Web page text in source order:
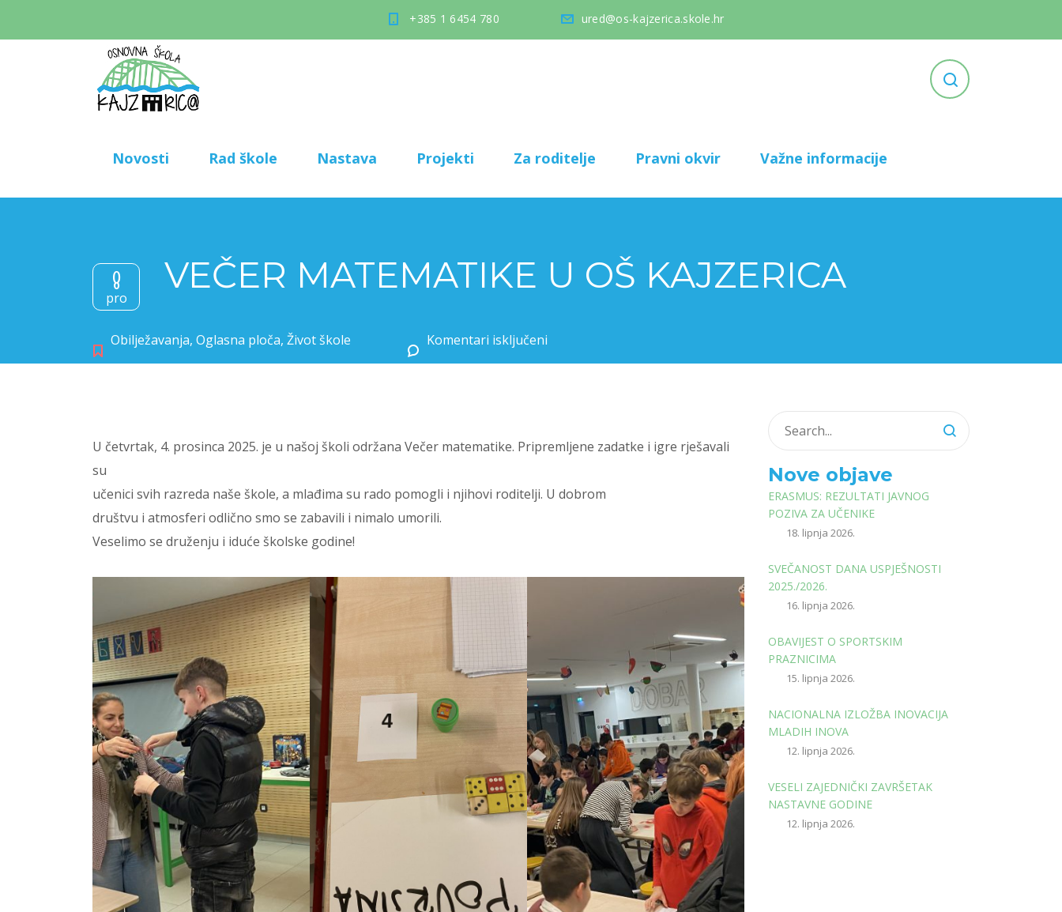
+385 1 6454 780 ured@os-kajzerica.skole.hr
Novosti Rad škole Nastava Projekti Za roditelje Pravni okvir Važne informacije
8
pro
VEČER MATEMATIKE U OŠ KAJZERICA
Obilježavanja, Oglasna ploča, Život škole Komentari isključeni
U četvrtak, 4. prosinca 2025. je u našoj školi održana Večer matematike. Pripremljene zadatke i igre rješavali
su
učenici svih razreda naše škole, a mlađima su rado pomogli i njihovi roditelji. U dobrom
društvu i atmosferi odlično smo se zabavili i nimalo umorili.
Veselimo se druženju i iduće školske godine!
Nove objave
ERASMUS: REZULTATI JAVNOG
POZIVA ZA UČENIKE
18. lipnja 2026.
SVEČANOST DANA USPJEŠNOSTI
2025./2026.
16. lipnja 2026.
OBAVIJEST O SPORTSKIM
PRAZNICIMA
15. lipnja 2026.
NACIONALNA IZLOŽBA INOVACIJA
MLADIH INOVA
12. lipnja 2026.
VESELI ZAJEDNIČKI ZAVRŠETAK
NASTAVNE GODINE
12. lipnja 2026.